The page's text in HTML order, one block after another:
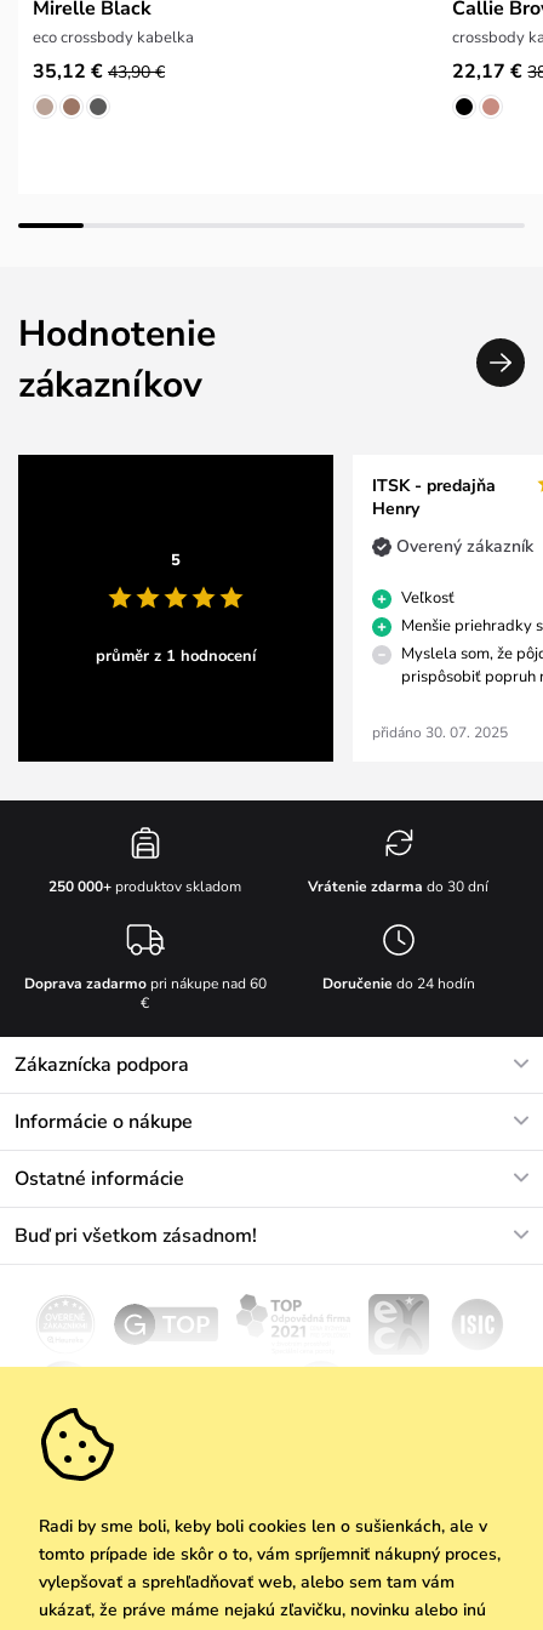
Mirelle Black
eco crossbody kabelka
35,12 € 43,90 €
Callie
crossbody
22,17 €
Hodnotenie
zákazníkov
5
průměr z 1 hodnocení
ITSK - predajňa
Henry
Overený zákazník
Veľkosť
Menšie priehradky
Myslela som, že
prispôsobiť popruh
přidáno 30. 07. 2025
250 000+ produktov skladom Vrátenie zdarma do 30 dní
Doprava zadarmopri nákupe nad 60
€
Doručenie do 24 hodín
Zákaznícka podpora
info@vuch.sk
Informácie o nákupe
Materiály a údržba
Vrátenie a reklamácia
Ostatné informácie
Darčekové poukazy
Velkoobchod
We Care
Vuchlook
Predajne
Buď pri všetkom zásadnom!
Odoberať
Radi by sme boli, keby boli cookies len o sušienkách, ale v
tomto prípade ide skôr o to, vám spríjemniť nákupný proces,
vylepšovať a sprehľadňovať web, alebo sem tam vám
ukázať, že práve máme nejakú zľavičku, novinku alebo inú